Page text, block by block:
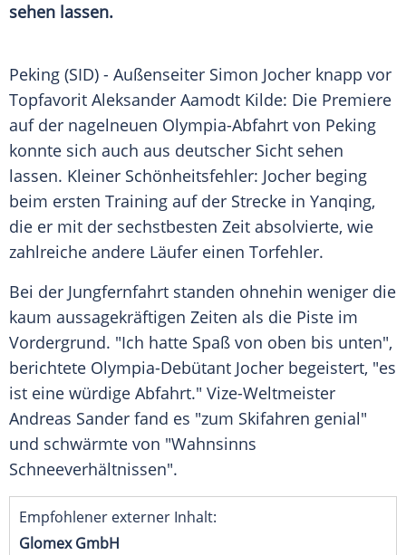
sehen lassen.
Peking (SID) - Außenseiter Simon Jocher knapp vor
Topfavorit Aleksander Aamodt Kilde: Die Premiere
auf der nagelneuen Olympia-Abfahrt von Peking
konnte sich auch aus deutscher Sicht sehen
lassen. Kleiner Schönheitsfehler: Jocher beging
beim ersten Training auf der Strecke in Yanqing,
die er mit der sechstbesten Zeit absolvierte, wie
zahlreiche andere Läufer einen Torfehler.
Bei der Jungfernfahrt standen ohnehin weniger die
kaum aussagekräftigen Zeiten als die Piste im
Vordergrund. "Ich hatte Spaß von oben bis unten",
berichtete Olympia-Debütant Jocher begeistert, "es
ist eine würdige Abfahrt." Vize-Weltmeister
Andreas Sander fand es "zum Skifahren genial"
und schwärmte von "Wahnsinns
Schneeverhältnissen".
Empfohlener externer Inhalt:
Glomex GmbH